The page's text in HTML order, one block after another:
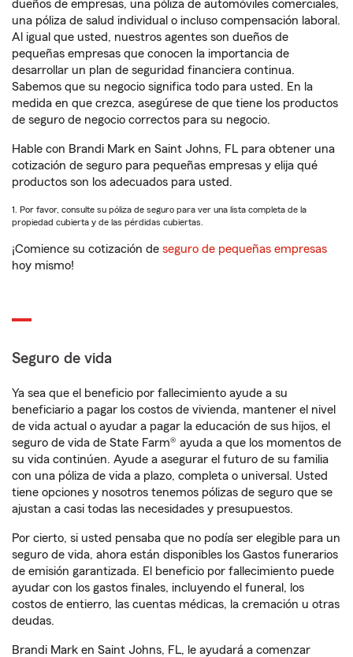
dueños de empresas, una póliza de automóviles comerciales,
una póliza de salud individual o incluso compensación laboral.
Al igual que usted, nuestros agentes son dueños de
pequeñas empresas que conocen la importancia de
desarrollar un plan de seguridad financiera continua.
Sabemos que su negocio significa todo para usted. En la
medida en que crezca, asegúrese de que tiene los productos
de seguro de negocio correctos para su negocio.
Hable con Brandi Mark en Saint Johns, FL para obtener una
cotización de seguro para pequeñas empresas y elija qué
productos son los adecuados para usted.
1. Por favor, consulte su póliza de seguro para ver una lista completa de la
propiedad cubierta y de las pérdidas cubiertas.
¡Comience su cotización de seguro de pequeñas empresas
hoy mismo!
Seguro de vida
Ya sea que el beneficio por fallecimiento ayude a su
beneficiario a pagar los costos de vivienda, mantener el nivel
de vida actual o ayudar a pagar la educación de sus hijos, el
seguro de vida de State Farm® ayuda a que los momentos de
su vida continúen. Ayude a asegurar el futuro de su familia
con una póliza de vida a plazo, completa o universal. Usted
tiene opciones y nosotros tenemos pólizas de seguro que se
ajustan a casi todas las necesidades y presupuestos.
Por cierto, si usted pensaba que no podía ser elegible para un
seguro de vida, ahora están disponibles los Gastos funerarios
de emisión garantizada. El beneficio por fallecimiento puede
ayudar con los gastos finales, incluyendo el funeral, los
costos de entierro, las cuentas médicas, la cremación u otras
deudas.
Brandi Mark en Saint Johns, FL, le ayudará a comenzar